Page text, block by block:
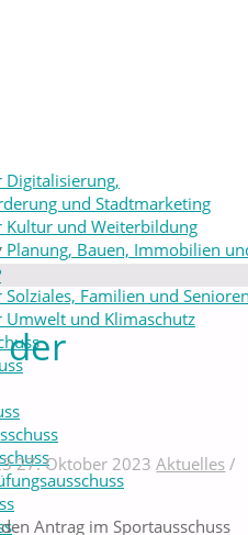
Digitalisierung,
und Stadtmarketing
Kultur und Weiterbildung
Planung, Bauen, Immobilien
Solziales, Familien und
Umwelt und Klimaschutz
27. Oktober 2023 Aktuelles /
Antrag im Sportausschuss